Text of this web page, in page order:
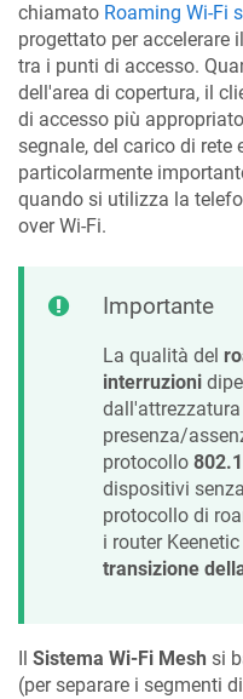
chiamato Roaming Wi-Fi
progettato per accelerare
tra i punti di accesso.
dell'area di copertura, il
di accesso più
segnale, del carico di rete
particolarmente
quando si utilizza la
over Wi-Fi.
Importante
La qualità del
interruzioni
presenza/
protocollo
dispositivi
protocollo di
i router Keenetic
transizione
Il Sistema Wi-Fi Mesh si
(per separare i segmenti